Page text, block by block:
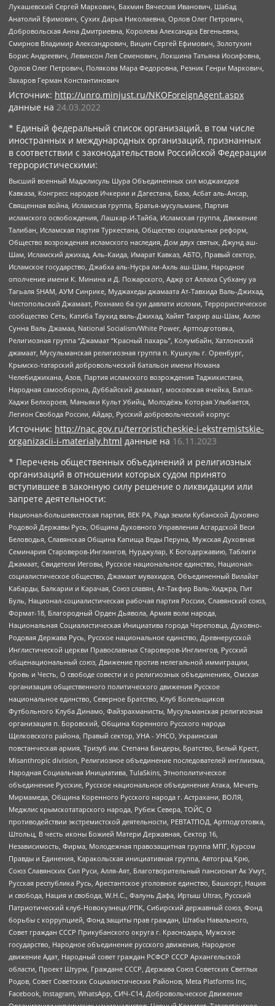
Лукашевский Сергей Маркович, Бахмин Вячеслав Иванович, Шабад
Анатолий Ефимович, Сухих Дарья Николаевна, Орлов Олег Петрович,
Добровольская Анна Дмитриевна, Королева Александра Евгеньевна,
Смирнов Владимир Александрович, Вицин Сергей Ефимович, Золотухин
Борис Андреевич, Левинсон Лев Семенович, Локшина Татьяна Иосифовна,
Орлов Олег Петрович, Полякова Мара Федоровна, Резник Генри Маркович,
Захаров Герман Константинович
Источник: http://unro.minjust.ru/NKOForeignAgent.aspx
данные на 24.03.2022
* Единый федеральный список организаций, в том числе
иностранных и международных организаций, признанных
в соответствии с законодательством Российской Федерации
террористическими:
Высший военный Маджлисуль Шура Объединенных сил моджахедов
Кавказа, Конгресс народов Ичкерии и Дагестана, База, Асбат аль-Ансар,
Священная война, Исламская группа, Братья-мусульмане, Партия
исламского освобождения, Лашкар-И-Тайба, Исламская группа, Движение
Талибан, Исламская партия Туркестана, Общество социальных реформ,
Общество возрождения исламского наследия, Дом двух святых, Джунд аш-
Шам, Исламский джихад, Аль-Каида, Имарат Кавказ, АБТО, Правый сектор,
Исламское государство, Джабха аль-Нусра ли-Ахль аш-Шам, Народное
ополчение имени К. Минина и Д. Пожарского, Аджр от Аллаха Субхану уа
Тагьаля SHAM, АУМ Синрике, Муджахеды джамаата Ат-Тавхида Валь-Джихад,
Чистопольский Джамаат, Рохнамо ба суи давлати исломи, Террористическое
сообщество Сеть, Катиба Таухид валь-Джихад, Хайят Тахрир аш-Шам, Ахлю
Сунна Валь Джамаа, National Socialism/White Power, Артподготовка,
Религиозная группа “Джамаат “Красный пахарь”, Колумбайн, Хатлонский
джамаат, Мусульманская религиозная группа п. Кушкуль г. Оренбург,
Крымско-татарский добровольческий батальон имени Номана
Челебиджихана, Азов, Партия исламского возрождения Таджикистана,
Народная самооборона, Дуббайский джамаат, московская ячейка, Батал-
Хаджи Белхороев, Маньяки Культ Убийц, Молодёжь Которая Улыбается,
Легион Свобода России, Айдар, Русский добровольческий корпус
Источник: http://nac.gov.ru/terroristicheskie-i-ekstremistskie-
organizacii-i-materialy.html данные на 16.11.2023
* Перечень общественных объединений и религиозных
организаций в отношении которых судом принято
вступившее в законную силу решение о ликвидации или
запрете деятельности:
Национал-большевистская партия, ВЕК РА, Рада земли Кубанской Духовно
Родовой Державы Русь, Община Духовного Управления Асгардской Веси
Беловодья, Славянская Община Капища Веды Перуна, Мужская Духовная
Семинария Староверов-Инглингов, Нурджулар, К Богодержавию, Таблиги
Джамаат, Свидетели Иеговы, Русское национальное единство, Национал-
социалистическое общество, Джамаат мувахидов, Объединенный Вилайат
Кабарды, Балкарии и Карачая, Союз славян, Ат-Такфир Валь-Хиджра, Пит
Буль, Национал-социалистическая рабочая партия России, Славянский союз,
Формат-18, Благородный Орден Дьявола, Армия воли народа,
Национальная Социалистическая Инициатива города Череповца, Духовно-
Родовая Держава Русь, Русское национальное единство, Древнерусской
Инглистической церкви Православных Староверов-Инглингов, Русский
общенациональный союз, Движение против нелегальной иммиграции,
Кровь и Честь, О свободе совести и о религиозных объединениях, Омская
организация общественного политического движения Русское
национальное единство, Северное Братство, Клуб Болельщиков
Футбольного Клуба Динамо, Файзрахманисты, Мусульманская религиозная
организация п. Боровский, Община Коренного Русского народа
Щелковского района, Правый сектор, УНА - УНСО, Украинская
повстанческая армия, Тризуб им. Степана Бандеры, Братство, Белый Крест,
Misanthropic division, Религиозное объединение последователей инглиизма,
Народная Социальная Инициатива, TulaSkins, Этнополитическое
объединение Русские, Русское национальное объединение Атака, Мечеть
Мирмамеда, Община Коренного Русского народа г. Астрахани, ВОЛЯ,
Меджлис крымскотатарского народа, Рубеж Севера, ТОЙС, О
противодействии экстремистской деятельности, РЕВТАТПОД, Артподготовка,
Штольц, В честь иконы Божией Матери Державная, Сектор 16,
Независимость, Фирма, Молодежная правозащитная группа МПГ, Курсом
Правды и Единения, Каракольская инициативная группа, Автоград Крю,
Союз Славянских Сил Руси, Алля-Аят, Благотворительный пансионат Ак Умут,
Русская республика Русь, Арестантское уголовное единство, Башкорт, Нация
и свобода, Нация и свобода, W.H.С., Фалунь Дафа, Иртыш Ultras, Русский
Патриотический клуб-Новокузнецк/РПК, Сибирский державный союз, Фонд
борьбы с коррупцией, Фонд защиты прав граждан, Штабы Навального,
Совет граждан СССР Прикубанского округа г. Краснодара, Мужское
государство, Народное объединение русского движения, Народное
движение Адат, Народный совет граждан РСФСР СССР Архангельской
области, Проект Штурм, Граждане СССР, Держава Союз Советских Светлых
Родов, Совет Советских Социалистических Районов, Meta Platforms Inc,
Facebook, Instagram, WhatsApp, СИЧ-С14, Добровольческое Движение